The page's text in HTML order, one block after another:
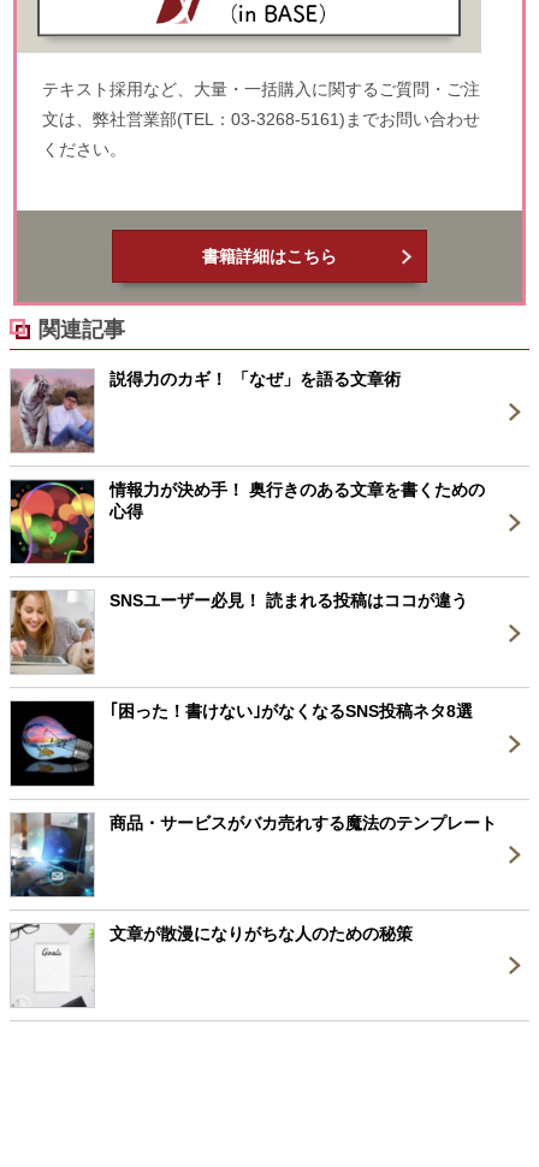
テキスト採用など、大量・一括購入に関するご質問・ご注
文は、弊社営業部(TEL：03-3268-5161)までお問い合わせ
ください。
書籍詳細はこちら
関連記事
説得力のカギ！ 「なぜ」を語る文章術
情報力が決め手！ 奥行きのある文章を書くための
心得
SNSユーザー必見！ 読まれる投稿はココが違う
｢困った！書けない｣がなくなるSNS投稿ネタ8選
商品・サービスがバカ売れする魔法のテンプレート
文章が散漫になりがちな人のための秘策